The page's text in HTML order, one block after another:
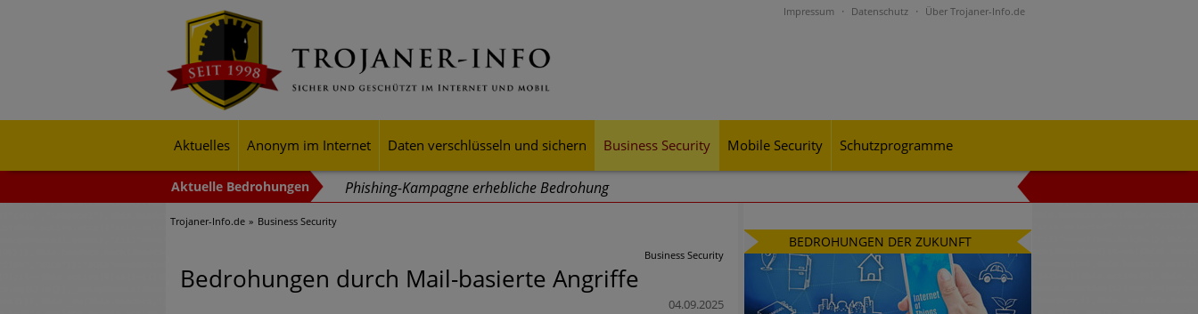
Impressum Datenschutz Über Trojaner-Info.de
Aktuelles Anonym im Internet Daten verschlüsseln und sichern Business Security Mobile Security Schutzprogramme
Phishing-Kampagne erhebliche Bedrohung
Trends bei Cyber Crimes 2024: Experten rechnen mit neue Welle an Social-Engineering-Betrugsmaschen und
Exponentiell wachsende Risiken, eine immer unübersichtlichere Cyber-Bedrohungslage – was CISOs jetzt für
Trojaner-Info.de Business Security
Business Security
Bedrohungen durch Mail-basierte Angriffe
04.09.2025
BEDROHUNGEN DER ZUKUNFT